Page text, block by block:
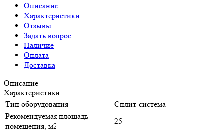
Описание
Характеристики
Отзывы
Задать вопрос
Наличие
Оплата
Доставка
Описание
Характеристики
Тип оборудования
Сплит-система
Рекомендуемая площадь
помещения, м2
25